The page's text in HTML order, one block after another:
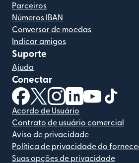
Parceiros
Números IBAN
Conversor de moedas
Indicar amigos
Suporte
Ajuda
Conectar
(abre em uma nova janela)
(abre em uma nova janela)
(abre em uma nova
(abre em uma
(abre em
Acordo de Usuário
Contrato de usuário comercial
Aviso de privacidade
Política de privacidade do
Suas opções de privacidade